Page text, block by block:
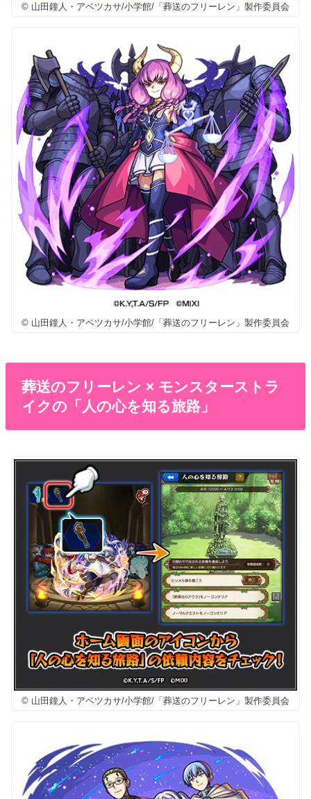
© 山田鐘人・アベツカサ/小学館/「葬送のフリーレン」製作委員会
© 山田鐘人・アベツカサ/小学館/「葬送のフリーレン」製作委員会
葬送のフリーレン × モンスターストラ
イクの「人の心を知る旅路」
© 山田鐘人・アベツカサ/小学館/「葬送のフリーレン」製作委員会